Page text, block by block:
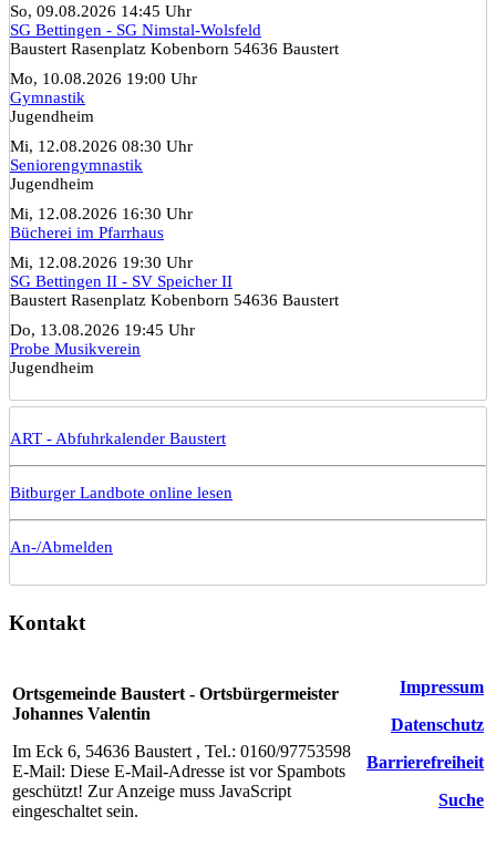
So, 09.08.2026 14:45 Uhr
SG Bettingen - SG Nimstal-Wolsfeld
Baustert Rasenplatz Kobenborn 54636 Baustert
Mo, 10.08.2026 19:00 Uhr
Gymnastik
Jugendheim
Mi, 12.08.2026 08:30 Uhr
Seniorengymnastik
Jugendheim
Mi, 12.08.2026 16:30 Uhr
Bücherei im Pfarrhaus
Mi, 12.08.2026 19:30 Uhr
SG Bettingen II - SV Speicher II
Baustert Rasenplatz Kobenborn 54636 Baustert
Do, 13.08.2026 19:45 Uhr
Probe Musikverein
Jugendheim
ART - Abfuhrkalender Baustert
Bitburger Landbote online lesen
An-/Abmelden
Kontakt
Ortsgemeinde Baustert - Ortsbürgermeister
Johannes Valentin
Im Eck 6, 54636 Baustert , Tel.: 0160/97753598
E-Mail: Diese E-Mail-Adresse ist vor Spambots
geschützt! Zur Anzeige muss JavaScript
eingeschaltet sein.
Impressum
Datenschutz
Barrierefreiheit
Suche